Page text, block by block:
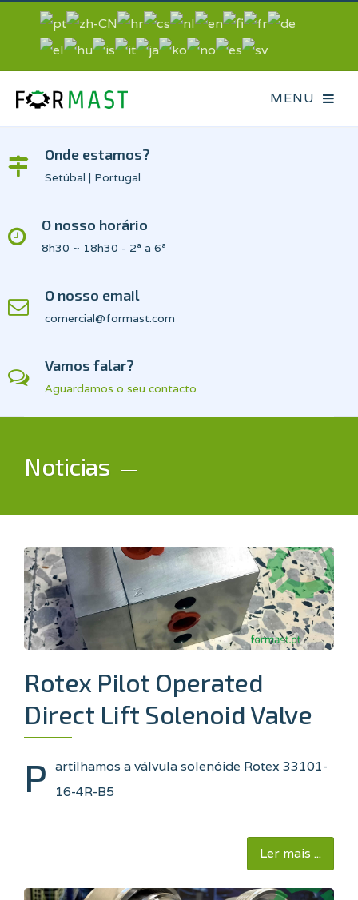
Onde estamos?
Setúbal | Portugal
O nosso horário
8h30 ~ 18h30 - 2ª a 6ª
O nosso email
comercial@formast.com
Vamos falar?
Aguardamos o seu contacto
Noticias
Rotex Pilot Operated
Direct Lift Solenoid Valve
P artilhamos a válvula solenóide Rotex 33101-
16-4R-B5
Ler mais ...